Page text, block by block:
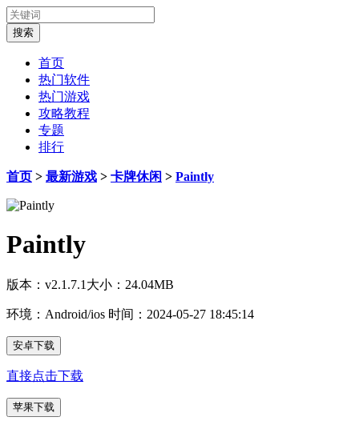
首页
热门软件
热门游戏
攻略教程
专题
排行
首页 > 最新游戏 > 卡牌休闲 > Paintly
Paintly
版本：v2.1.7.1 大小：24.04MB
环境：Android/ios 时间：2024-05-27 18:45:14
安卓下载
直接点击下载
苹果下载